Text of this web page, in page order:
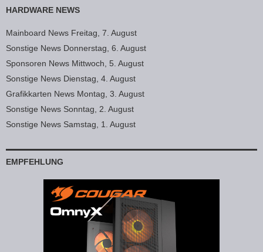
HARDWARE NEWS
Mainboard News Freitag, 7. August
Sonstige News Donnerstag, 6. August
Sponsoren News Mittwoch, 5. August
Sonstige News Dienstag, 4. August
Grafikkarten News Montag, 3. August
Sonstige News Sonntag, 2. August
Sonstige News Samstag, 1. August
EMPFEHLUNG